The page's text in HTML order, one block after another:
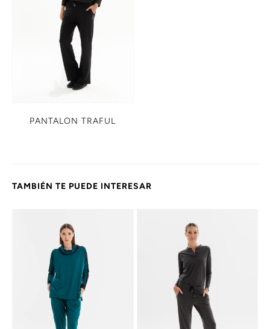
PANTALON TRAFUL
TAMBIÉN TE PUEDE INTERESAR